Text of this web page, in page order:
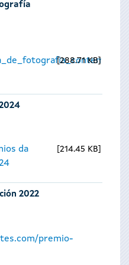
288.71 KB
da
214.45 KB
2022
premio-